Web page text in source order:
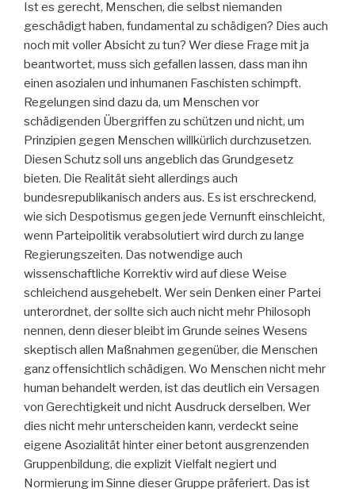
Ist es gerecht, Menschen, die selbst niemanden
geschädigt haben, fundamental zu schädigen? Dies auch
noch mit voller Absicht zu tun? Wer diese Frage mit ja
beantwortet, muss sich gefallen lassen, dass man ihn
einen asozialen und inhumanen Faschisten schimpft.
Regelungen sind dazu da, um Menschen vor
schädigenden Übergriffen zu schützen und nicht, um
Prinzipien gegen Menschen willkürlich durchzusetzen.
Diesen Schutz soll uns angeblich das Grundgesetz
bieten. Die Realität sieht allerdings auch
bundesrepublikanisch anders aus. Es ist erschreckend,
wie sich Despotismus gegen jede Vernunft einschleicht,
wenn Parteipolitik verabsolutiert wird durch zu lange
Regierungszeiten. Das notwendige auch
wissenschaftliche Korrektiv wird auf diese Weise
schleichend ausgehebelt. Wer sein Denken einer Partei
unterordnet, der sollte sich auch nicht mehr Philosoph
nennen, denn dieser bleibt im Grunde seines Wesens
skeptisch allen Maßnahmen gegenüber, die Menschen
ganz offensichtlich schädigen. Wo Menschen nicht mehr
human behandelt werden, ist das deutlich ein Versagen
von Gerechtigkeit und nicht Ausdruck derselben. Wer
dies nicht mehr unterscheiden kann, verdeckt seine
eigene Asozialität hinter einer betont ausgrenzenden
Gruppenbildung, die explizit Vielfalt negiert und
Normierung im Sinne dieser Gruppe präferiert. Das ist